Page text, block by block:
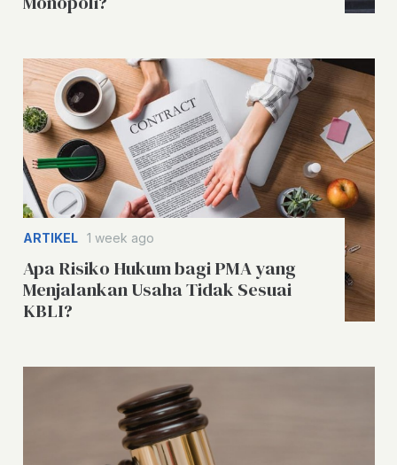
ARTIKEL 1 week ago
Apa Risiko Hukum bagi PMA yang
Menjalankan Usaha Tidak Sesuai
KBLI?